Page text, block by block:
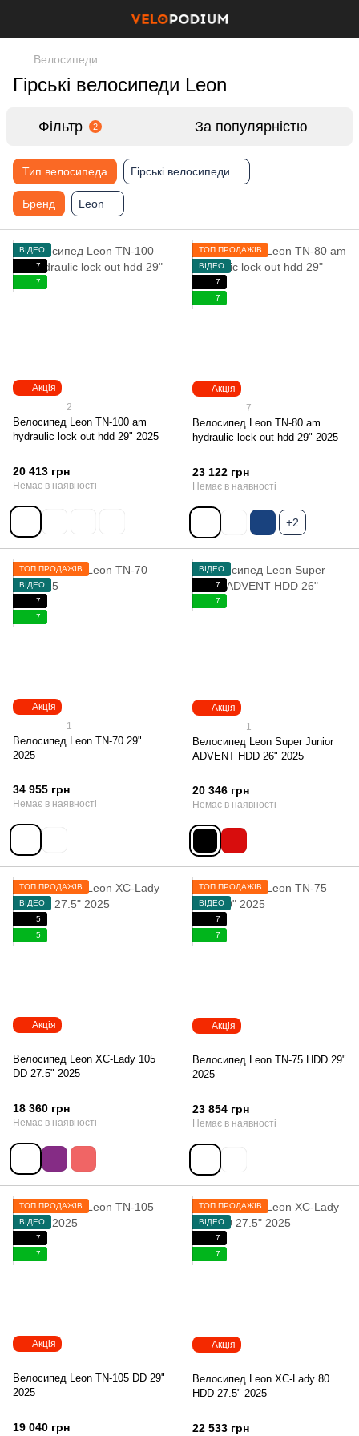
Велосипеди
Гірські велосипеди Leon
Фільтр 2 За популярністю
Тип велосипеда Гірські велосипеди
Бренд Leon
Акція
ВІДЕО
7
7
2
Велосипед Leon TN-100 am
hydraulic lock out hdd 29" 2025
20 413 грн
Немає в наявності
Акція
ТОП ПРОДАЖІВ
ВІДЕО
7
7
7
Велосипед Leon TN-80 am
hydraulic lock out hdd 29" 2025
23 122 грн
Немає в наявності
+2
Акція
ТОП ПРОДАЖІВ
ВІДЕО
7
7
1
Велосипед Leon TN-70 29"
2025
34 955 грн
Немає в наявності
Акція
ВІДЕО
7
7
1
Велосипед Leon Super Junior
ADVENT HDD 26" 2025
20 346 грн
Немає в наявності
Акція
ТОП ПРОДАЖІВ
ВІДЕО
5
5
Велосипед Leon XC-Lady 105
DD 27.5" 2025
18 360 грн
Немає в наявності
Акція
ТОП ПРОДАЖІВ
ВІДЕО
7
7
Велосипед Leon TN-75 HDD 29"
2025
23 854 грн
Немає в наявності
Акція
ТОП ПРОДАЖІВ
ВІДЕО
7
7
Велосипед Leon TN-105 DD 29"
2025
19 040 грн
Акція
ТОП ПРОДАЖІВ
ВІДЕО
7
7
Велосипед Leon XC-Lady 80
HDD 27.5" 2025
22 533 грн